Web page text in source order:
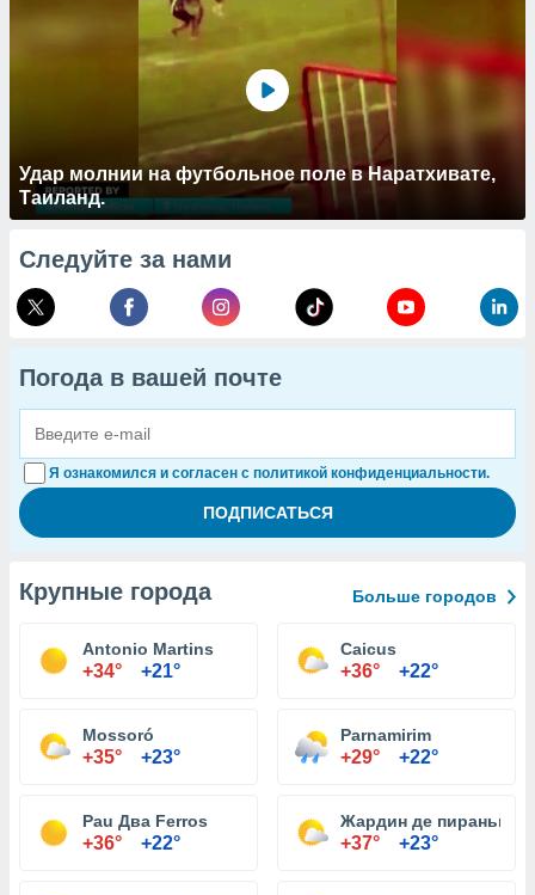
Удар молнии на футбольное поле в Наратхивате,
Таиланд.
Следуйте за нами
Погода в вашей почте
Я ознакомился и согласен с политикой конфиденциальности.
Крупные города Больше городов
Antonio Martins
+34° +21°
Caicus
+36° +22°
Mossoró
+35° +23°
Parnamirim
+29° +22°
Pau Два Ferros
+36° +22°
Жардин де пираньи
+37° +23°